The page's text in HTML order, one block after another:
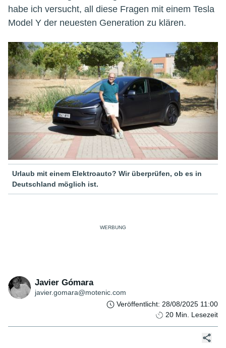
habe ich versucht, all diese Fragen mit einem Tesla
Model Y der neuesten Generation zu klären.
Urlaub mit einem Elektroauto? Wir überprüfen, ob es in
Deutschland möglich ist.
Javier Gómara
javier.gomara@motenic.com
Veröffentlicht: 28/08/2025 11:00
20 Min. Lesezeit